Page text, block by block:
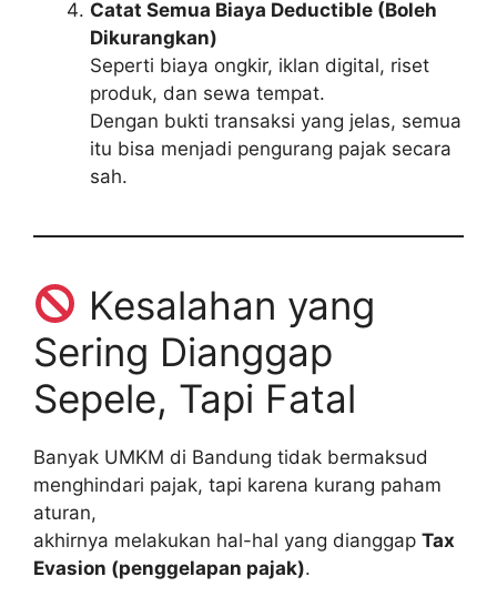
Catat Semua Biaya Deductible (Boleh
Dikurangkan)
Seperti biaya ongkir, iklan digital, riset
produk, dan sewa tempat.
Dengan bukti transaksi yang jelas, semua
itu bisa menjadi pengurang pajak secara
sah.
Kesalahan yang
Sering Dianggap
Sepele, Tapi Fatal
Banyak UMKM di Bandung tidak bermaksud
menghindari pajak, tapi karena kurang paham
aturan,
akhirnya melakukan hal-hal yang dianggap Tax
Evasion (penggelapan pajak).